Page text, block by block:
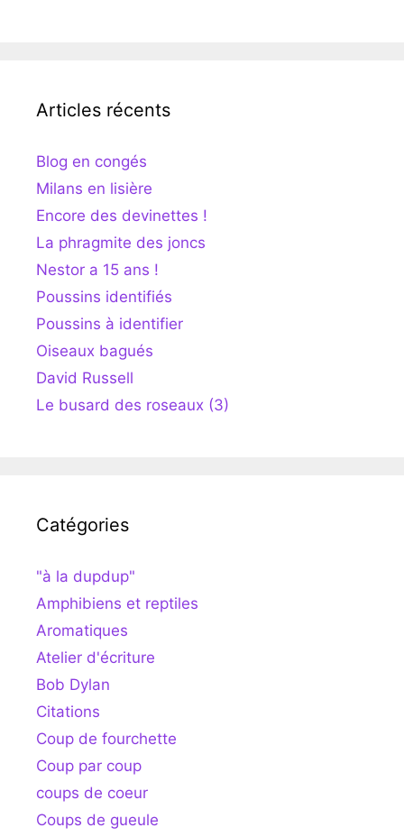
Articles récents
Blog en congés
Milans en lisière
Encore des devinettes !
La phragmite des joncs
Nestor a 15 ans !
Poussins identifiés
Poussins à identifier
Oiseaux bagués
David Russell
Le busard des roseaux (3)
Catégories
"à la dupdup"
Amphibiens et reptiles
Aromatiques
Atelier d'écriture
Bob Dylan
Citations
Coup de fourchette
Coup par coup
coups de coeur
Coups de gueule